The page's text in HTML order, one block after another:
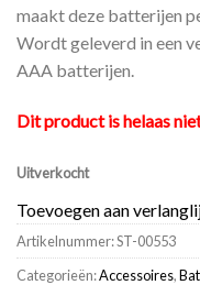
maakt deze batterijen
Wordt geleverd in een
AAA batterijen.
Dit product is helaas
Uitverkocht
Toevoegen aan
Artikelnummer:ST-00553
Categorieën:Accessoires,